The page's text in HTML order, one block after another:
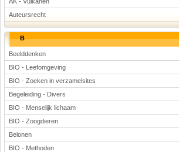
Auteursrecht
B
Beelddenken
BIO - Leefomgeving
BIO - Zoeken in verzamelsites
Begeleiding - Divers
BIO - Menselijk lichaam
BIO - Zoogdieren
Belonen
BIO - Methoden